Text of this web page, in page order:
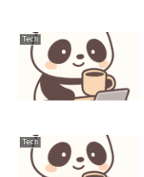
Tech
Tech